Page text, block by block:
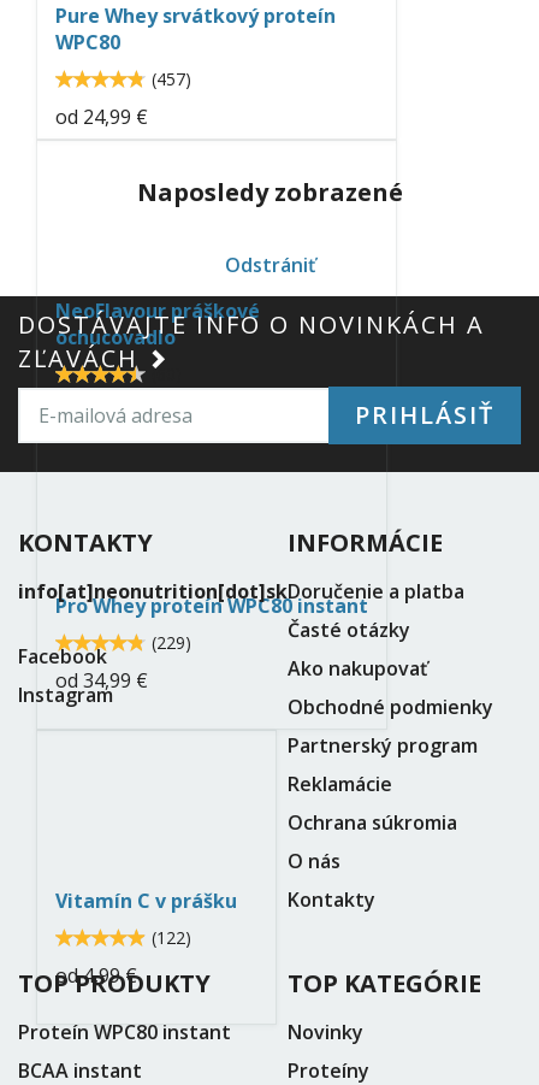
nutrition.jpg
Pure Whey srvátkový proteín
WPC80
4.807444.8
(457)
od 24,99 €
neoflavour-
chocolate.jpg
NeoFlavour práškové
ochucovadlo
4.4666654.5
(60
od 4,99 €
protein-
whey-
neo-
nutrition.jpg
Pro Whey proteín WPC80 instant
4.7991254.8
(229)
od 34,99 €
Vitamín C v prášku
4.901644.9
(122)
od4,99 €
Naposledy zobrazené
Odstrániť
DOSTÁVAJTE INFO O NOVINKÁCH A
ZĽAVÁCH
PRIHLÁSIŤ
KONTAKTY
info[at]neonutrition[dot]sk
Facebook
Instagram
INFORMÁCIE
Doručenie a platba
Časté otázky
Ako nakupovať
Obchodné podmienky
Partnerský program
Reklamácie
Ochrana súkromia
O nás
Kontakty
TOP PRODUKTY
Proteín WPC80 instant
BCAA instant
TOP KATEGÓRIE
Novinky
Proteíny